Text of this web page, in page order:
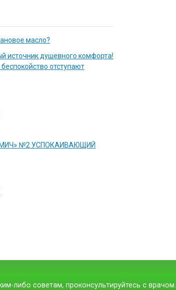
масло?
источник душевного комфорта!
отступают
№2 УСПОКАИВАЮЩИЙ
либо советам, проконсультируйтесь с врачом.